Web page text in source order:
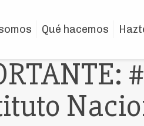
Qué hacemos